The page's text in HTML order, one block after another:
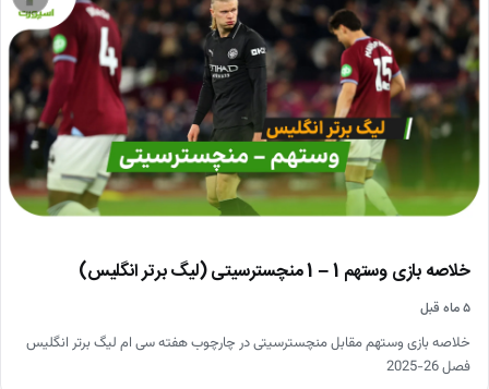
خلاصه بازی وستهم 1 – 1 منچسترسیتی (لیگ برتر انگلیس)
۵ ماه قبل
خلاصه بازی وستهم مقابل منچسترسیتی در چارچوب هفته سی ام لیگ برتر انگلیس
فصل 26-2025